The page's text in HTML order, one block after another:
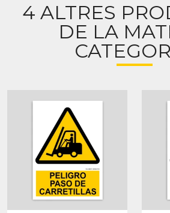
4 ALTRES
DE LA